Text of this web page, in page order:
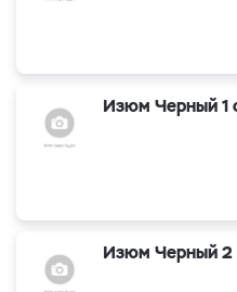
Изюм Черный 1
Изюм Черный 2